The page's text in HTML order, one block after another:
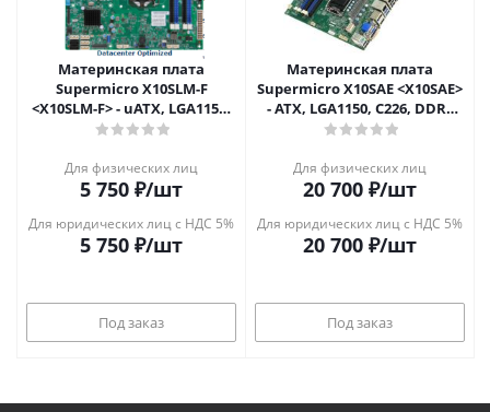
Материнская плата
Supermicro X10SLM-F
<X10SLM-F> - uATX, LGA1150,
C224, DDR3 ECC UDIMM,
Для физических лиц
5 750 ₽/шт
Для юридических лиц с НДС 5%
5 750 ₽/шт
Под заказ
Материнская плата
Supermicro X10SAE <X10SAE>
- ATX, LGA1150, C226, DDR3
ECC UDIMM, 2xGbE
Для физических лиц
20 700 ₽/шт
Для юридических лиц с НДС 5%
20 700 ₽/шт
Под заказ